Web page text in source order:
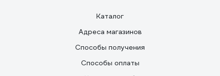
Каталог
Адреса магазинов
Способы получения
Способы оплаты